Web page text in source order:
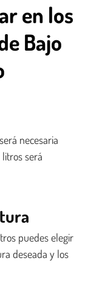
en los
Bajo
necesaria
será
puedes elegir
deseada y los